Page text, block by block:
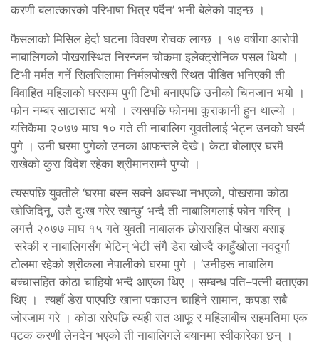
करणी बलात्कारको परिभाषा भित्र पर्दैन’ भनी बेलेको पाइन्छ ।
फैसलाको मिसिल हेर्दा घटना विवरण रोचक लाग्छ । १७ वर्षीया आरोपी
नाबालिगको पोखरास्थित निरन्जन चोकमा इलेक्ट्रोनिक पसल थियो ।
टिभी मर्मत गर्ने सिलसिलामा निर्मलपोखरी स्थित पीडित भनिएकी ती
विवाहित महिलाको घरसम्म पुगी टिभी बनाएपछि उनीको चिनजान भयो ।
फोन नम्बर साटासाट भयो । त्यसपछि फोनमा कुराकानी हुन थाल्यो ।
यत्तिकैमा २०७७ माघ १० गते ती नाबालिग युवतीलाई भेट्न उनको घरमै
पुगे । उनी घरमा पुगेको उनका आफन्तले देखे। केटा बोलाएर घरमै
राखेको कुरा विदेश रहेका श्रीमानसम्मै पुग्यो ।
त्यसपछि युवतीले ‘घरमा बस्न सक्ने अवस्था नभएको, पोखरामा कोठा
खोजिदिनू, उतै दुःख गरेर खान्छु’ भन्दै ती नाबालिगलाई फोन गरिन् ।
लगत्तै २०७७ माघ १५ गते युवती नाबालक छोरासहित पोखरा बसाइ
सरेकी र नाबालिगसँग भेटिन् भेटी संगै डेरा खोज्दै काहुँखोला नवदुर्गा
टोलमा रहेको श्रीकला नेपालीको घरमा पुगे । ‘उनीहरू नाबालिग
बच्चासहित कोठा चाहियो भन्दै आएका थिए । सम्बन्ध पति–पत्नी बताएका
थिए । त्यहाँ डेरा पाएपछि खाना पकाउन चाहिने सामान, कपडा सबै
जोरजाम गरे । कोठा सरेपछि त्यही रात आफू र महिलाबीच सहमतिमा एक
पटक करणी लेनदेन भएको ती नाबालिगले बयानमा स्वीकारेका छन् ।